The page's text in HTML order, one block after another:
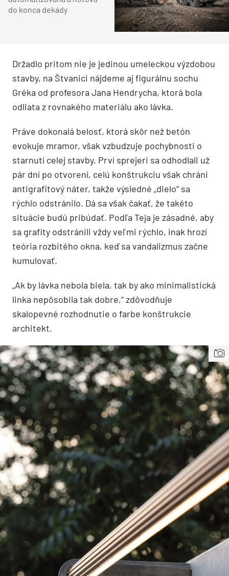
do konca dekády
Držadlo pritom nie je jedinou umeleckou výzdobou
stavby, na Štvanici nájdeme aj figurálnu sochu
Gréka od profesora Jana Hendrycha, ktorá bola
odliata z rovnakého materiálu ako lávka.
Práve dokonalá belosť, ktorá skôr než betón
evokuje mramor, však vzbudzuje pochybnosti o
starnutí celej stavby. Prví sprejeri sa odhodlali už
pár dní po otvorení, celú konštrukciu však chráni
antigrafitový náter, takže výsledné „dielo“ sa
rýchlo odstránilo. Dá sa však čakať, že takéto
situácie budú pribúdať. Podľa Teja je zásadné, aby
sa grafity odstránili vždy veľmi rýchlo, inak hrozí
teória rozbitého okna, keď sa vandalizmus začne
kumulovať.
„Ak by lávka nebola biela, tak by ako minimalistická
linka nepôsobila tak dobre,“ zdôvodňuje
skalopevné rozhodnutie o farbe konštrukcie
architekt.